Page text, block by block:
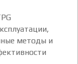
методы и